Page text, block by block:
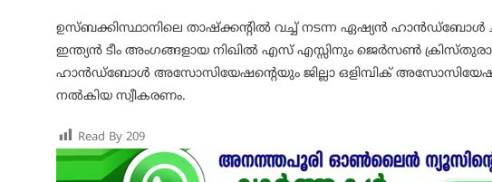
ഉസ്ബക്കിസ്ഥാനിലെ താഷ്‌ക്കന്റിൽ വച്ച് നടന്ന ഏഷ്യൻ ഹാൻഡ്ബോൾ
ഇന്ത്യൻ ടീം അംഗങ്ങളായ നിഖിൽ എസ് എസ്സിനും ജെർസൺ
ഹാൻഡ്‌ബോൾ അസോസിയേഷന്റെയും ജില്ലാ ഒളിമ്പിക്
നൽകിയ സ്വീകരണം.
Read By 209